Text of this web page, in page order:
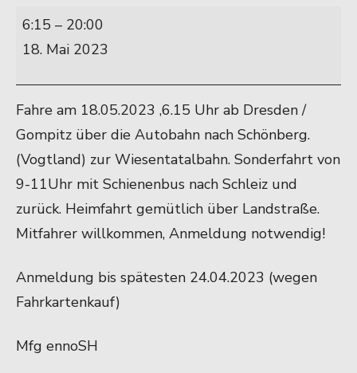
Himmelfahrt
ins
6:15 – 20:00
18. Mai 2023
Fahre am 18.05.2023 ,6.15 Uhr ab Dresden /
Gompitz über die Autobahn nach Schönberg.
(Vogtland) zur Wiesentatalbahn. Sonderfahrt von
9-11Uhr mit Schienenbus nach Schleiz und
zurück. Heimfahrt gemütlich über Landstraße.
Mitfahrer willkommen, Anmeldung notwendig!
Anmeldung bis spätesten 24.04.2023 (wegen
Fahrkartenkauf)
Mfg ennoSH